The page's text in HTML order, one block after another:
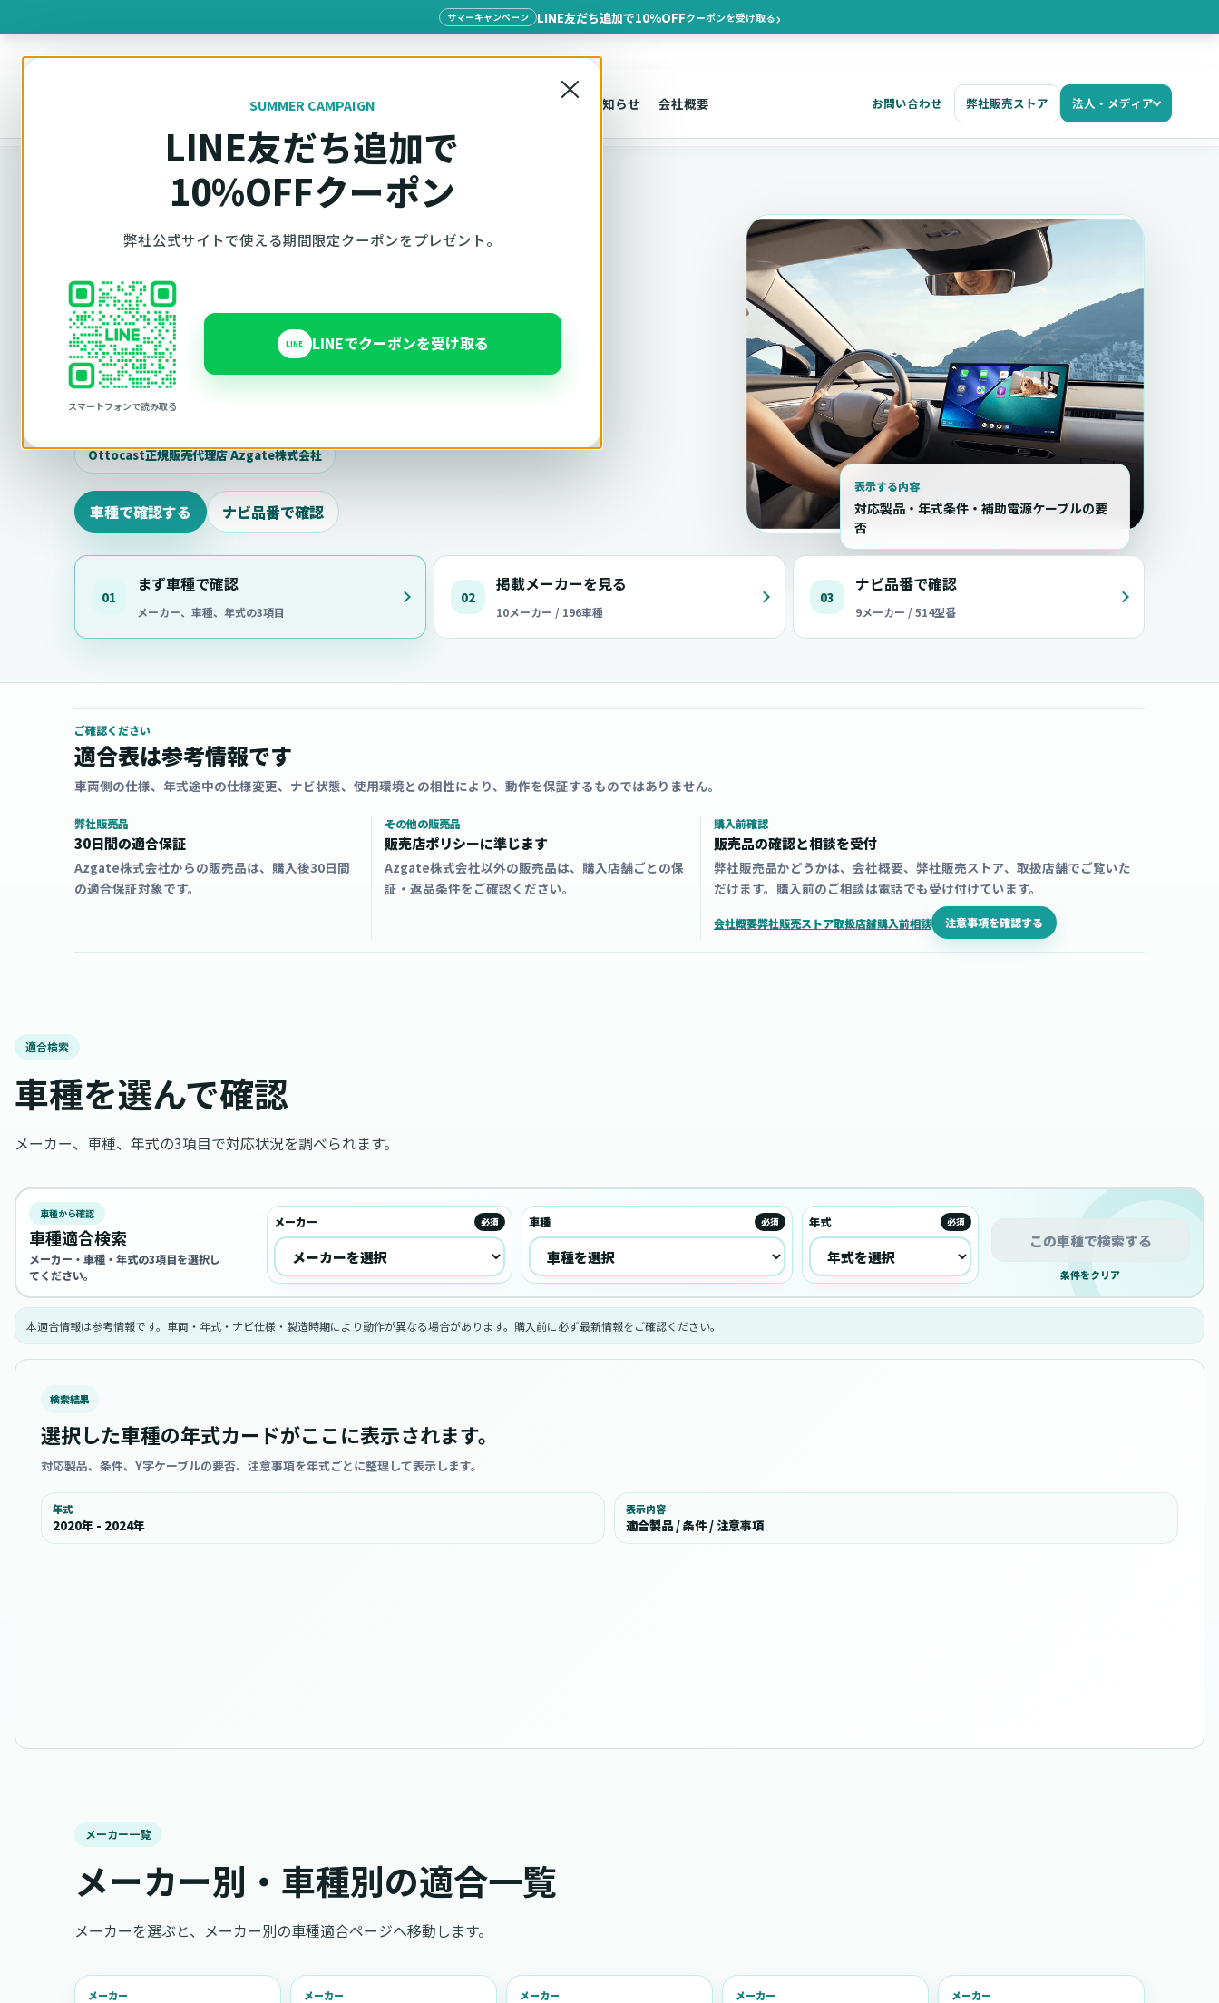
サマーキャンペーン LINE友だち追加で10%OFFクーポンを受け取る
×
SUMMER CAMPAIGN
LINE友だち追加で
10%OFFクーポン
弊社公式サイトで使える期間限定クーポンをプレゼント。
スマートフォンで読み取る
LINE LINEでクーポンを受け取る
製品を探す サポート お知らせ 会社概要 お問い合わせ 弊社販売ストア
法人・メディア
車種と年式で適合確認
Ottocast（オットキャスト）の対応製品、条件、注意事項をこのページ
内で見られます。 迷った場合は、車種と年式を選んだ状態でそのままご
相談ください。
Ottocast正規販売代理店 Azgate株式会社
車種で確認する ナビ品番で確認
表示する内容
対応製品・年式条件・補助電源ケーブルの要
否
01
まず車種で確認
メーカー、車種、年式の3項目
02
掲載メーカーを見る
10メーカー / 196車種
03
ナビ品番で確認
9メーカー / 514型番
ご確認ください
適合表は参考情報です
車両側の仕様、年式途中の仕様変更、ナビ状態、使用環境との相性により、動作を保証するものではありません。
弊社販売品
30日間の適合保証
Azgate株式会社からの販売品は、購入後30日間
の適合保証対象です。
その他の販売品
販売店ポリシーに準じます
Azgate株式会社以外の販売品は、購入店舗ごとの保
証・返品条件をご確認ください。
購入前確認
販売品の確認と相談を受付
弊社販売品かどうかは、会社概要、弊社販売ストア、取扱店舗でご覧いた
だけます。購入前のご相談は電話でも受け付けています。
会社概要弊社販売ストア取扱店舗購入前相談 注意事項を確認する
適合検索
車種を選んで確認
メーカー、車種、年式の3項目で対応状況を調べられます。
車種から確認
車種適合検索
メーカー・車種・年式の3項目を選択し
てください。
メーカー 必須 車種 必須 年式 必須
この車種で検索する
条件をクリア
本適合情報は参考情報です。車両・年式・ナビ仕様・製造時期により動作が異なる場合があります。購入前に必ず最新情報をご確認ください。
検索結果
選択した車種の年式カードがここに表示されます。
対応製品、条件、Y字ケーブルの要否、注意事項を年式ごとに整理して表示します。
年式
2020年 - 2024年
表示内容
適合製品 / 条件 / 注意事項
メーカー一覧
メーカー別・車種別の適合一覧
メーカーを選ぶと、メーカー別の車種適合ページへ移動します。
メーカー メーカー メーカー メーカー メーカー